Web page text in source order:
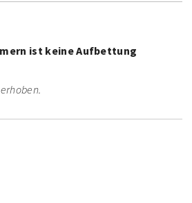
ist keine Aufbettung